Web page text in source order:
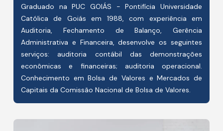
Graduado na PUC GOIÁS - Pontifícia Universidade
Católica de Goiás em 1988, com experiência em
Auditoria, Fechamento de Balanço, Gerência
Administrativa e Financeira, desenvolve os seguintes
serviços: auditoria contábil das demonstrações
econômicas e financeiras; auditoria operacional.
Conhecimento em Bolsa de Valores e Mercados de
Capitais da Comissão Nacional de Bolsa de Valores.